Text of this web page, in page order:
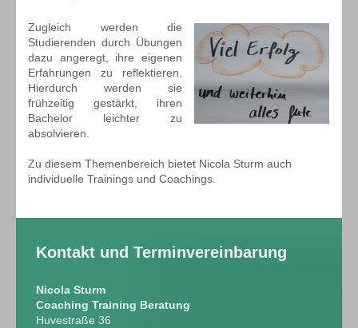
Zugleich werden die
Studierenden durch Übungen
dazu angeregt, ihre eigenen
Erfahrungen zu reflektieren.
Hierdurch werden sie
frühzeitig gestärkt, ihren
Bachelor leichter zu
absolvieren.
Zu diesem Themenbereich bietet Nicola Sturm auch
individuelle Trainings und Coachings.
Kontakt und Terminvereinbarung
Nicola Sturm
Coaching Training Beratung
Huvestraße 36